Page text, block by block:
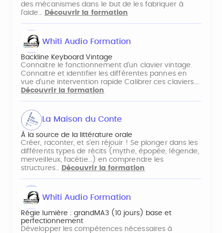
des mécanismes dans le but de les fabriquer à
l'aide…
Découvrir la formation
Whiti Audio Formation
Backline Keyboard Vintage
Connaitre le fonctionnement d’un clavier vintage.
Connaitre et identifier les différentes pannes en
vue d’une intervention rapide Calibrer ces claviers.…
Découvrir la formation
La Maison du Conte
À la source de la littérature orale
Créer, raconter, et s’en réjouir ! Se plonger dans les
différents types de récits (mythe, épopée, légende,
merveilleux, facétie…) en comprendre les
structures… Découvrir la formation
Whiti Audio Formation
Régie lumière : grandMA3 (10 jours) base et
perfectionnement
Développer les compétences nécessaires à